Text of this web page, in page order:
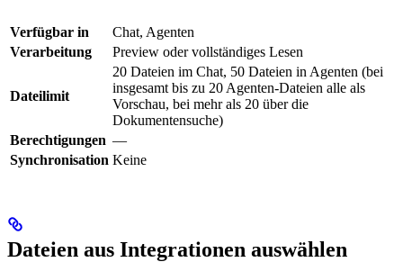
Verfügbar in
Chat, Agenten
Verarbeitung
Preview oder vollständiges Lesen
Dateilimit
20 Dateien im Chat, 50 Dateien in Agenten (bei
insgesamt bis zu 20 Agenten-Dateien alle als
Vorschau, bei mehr als 20 über die
Dokumentensuche)
Berechtigungen —
Synchronisation Keine
Dateien aus Integrationen auswählen